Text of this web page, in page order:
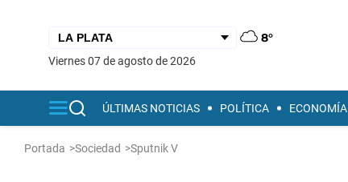
8°
viernes 07 de agosto de 2026
ÚLTIMAS NOTICIAS POLÍTICA ECONOMÍA
Portada >Sociedad >Sputnik V